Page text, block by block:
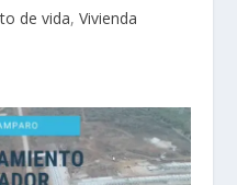
de vida, Vivienda